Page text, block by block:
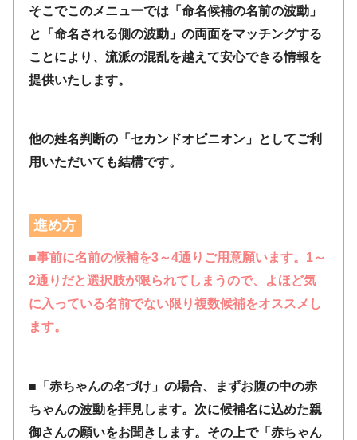
そこでこのメニューでは「命名候補の名前の波動」
と「命名される側の波動」の両面をマッチングする
ことにより、流派の混乱を越えて安心できる情報を
提供いたします。
他の姓名判断の「セカンドオピニオン」としてご利
用いただいても結構です。
進め方
■事前に名前の候補を3～4通りご用意願います。1～
2通りだと選択肢が限られてしまうので、よほど気
に入っている名前でない限り複数候補をオススメし
ます。
■「赤ちゃんの名づけ」の場合、まずお腹の中の赤
ちゃんの波動を拝見します。次に候補名に込めた親
御さんの願いをお聞きします。その上で「赤ちゃん